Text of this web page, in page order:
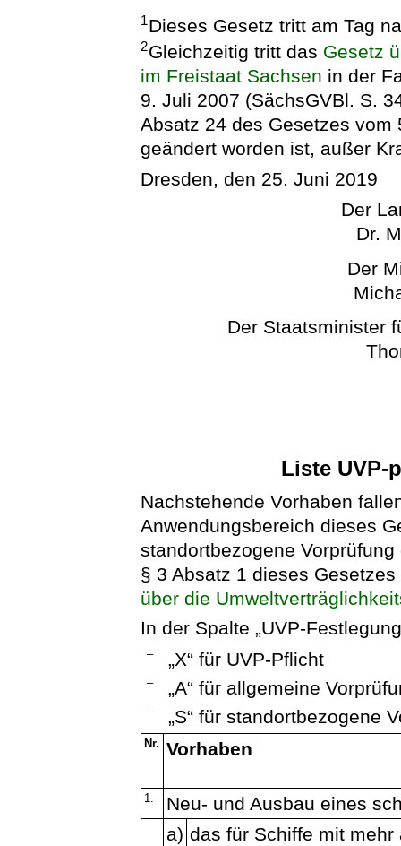
1Dieses Gesetz tritt am Tag
2Gleichzeitig tritt das Gesetz
im Freistaat Sachsen in der
9. Juli 2007 (SächsGVBl. S.
Absatz 24 des Gesetzes vom
geändert worden ist, außer
Dresden, den 25. Juni 2019
Der
Dr.
Der
Der Staatsminister
Liste UVP-
Nachstehende Vorhaben
Anwendungsbereich dieses
standortbezogene
§ 3 Absatz 1 dieses
über die
In der Spalte „UVP-
– „X“ für UVP-Pflicht
– „A“ für allgemeine
– „S“ für standortbezogene
Nr. Vorhaben
1.
Neu- und Ausbau eines
a) das für Schiffe mit